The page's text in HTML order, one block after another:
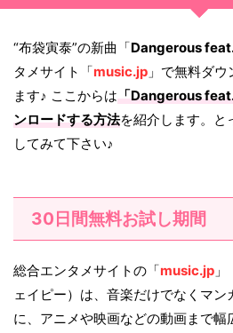
“布袋寅泰”の新曲「Dangerous
タメサイト「music.jp 」で無料ダ
ます♪ ここからは「Dangerous
ンロードする方法を紹介します。と
してみて下さい♪
30日間無料お試し期間
総合エンタメサイトの「music.jp
ェイピー）は、音楽だけでなくマ
に、アニメや映画などの動画まで幅